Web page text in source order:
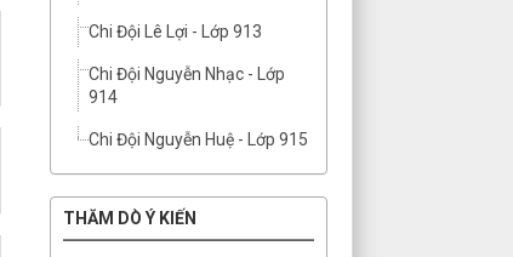
Chi Đội Lê Lợi - Lớp 913
Chi Đội Nguyễn Nhạc - Lớp
914
Chi Đội Nguyễn Huệ - Lớp 915
THĂM DÒ Ý KIẾN